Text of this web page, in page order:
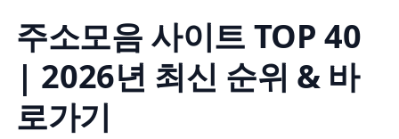
주소모음 사이트 TOP 40
| 2026년 최신 순위 & 바
로가기